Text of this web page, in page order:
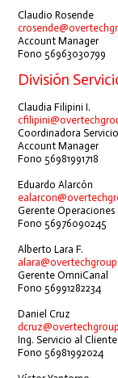
Claudio Rosende
Account Manager
Fono 56963030799
División
Claudia Filipini I.
Coordinadora
Account Manager
Fono 56981991718
Eduardo Alarcón
Gerente Operaciones
Fono 56976090245
Alberto Lara F.
Gerente OmniCanal
Fono 56991282234
Daniel Cruz
Ing. Servicio al Cliente
Fono 56981992024